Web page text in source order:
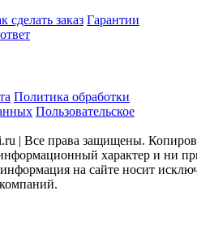
сделать заказ Гарантии
Политика обработки
Пользовательское
| Все права защищены.
характер и ни
на сайте носит